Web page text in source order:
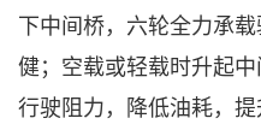
下中间桥，六轮全力承
健；空载或轻载时升起
行驶阻力，降低油耗，